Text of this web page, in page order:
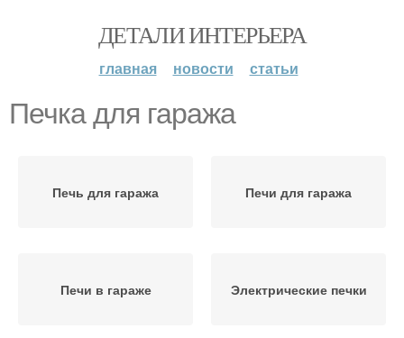
ДЕТАЛИ ИНТЕРЬЕРА
главная новости статьи
Печка для гаража
Печь для гаража Печи для гаража
Печи в гараже Электрические печки